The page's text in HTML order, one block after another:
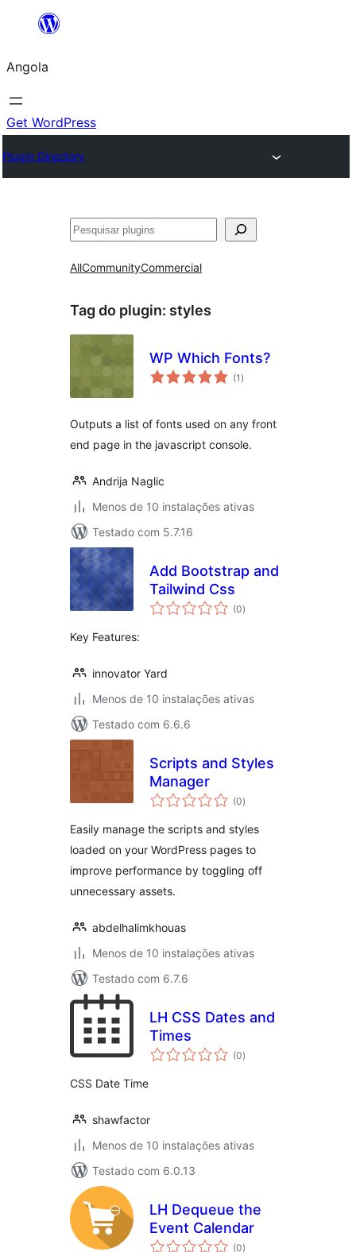
Saltar
o
conteúdo
Angola
Get WordPress
Plugin Directory
Pesquisar
AllCommunityCommercial
Tag do plugin: styles
WP Which Fonts?
(1 avaliações
totais
)
Outputs a list of fonts used on any front
end page in the javascript console.
Andrija Naglic
Menos de 10 instalações ativas
Testado com 5.7.16
Add Bootstrap and
Tailwind Css
(0avaliações
totais
)
Key Features:
innovator Yard
Menos de 10 instalações ativas
Testado com 6.6.6
Scripts and Styles
Manager
(0avaliações
totais
)
Easily manage the scripts and styles
loaded on your WordPress pages to
improve performance by toggling off
unnecessary assets.
abdelhalimkhouas
Menos de 10 instalações ativas
Testado com 6.7.6
LH CSS Dates and
Times
(0avaliações
totais
)
CSS Date Time
shawfactor
Menos de 10 instalações ativas
Testado com 6.0.13
LH Dequeue the
Event Calendar
(0avaliações
)